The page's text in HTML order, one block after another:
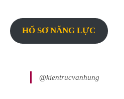
HỐ SƠ NĂNG LỰC
@kientrucvanhung